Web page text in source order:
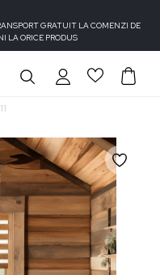
GRATUIT LA COMENZI DE
LA ORICE PRODUS